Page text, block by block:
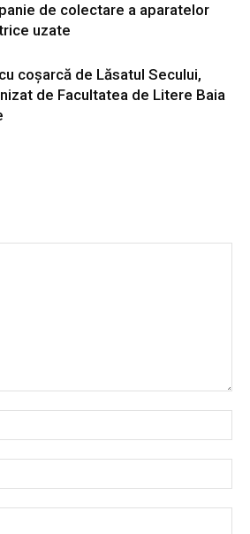
de colectare a aparatelor
uzate
coșarcă de Lăsatul Secului,
de Facultatea de Litere Baia